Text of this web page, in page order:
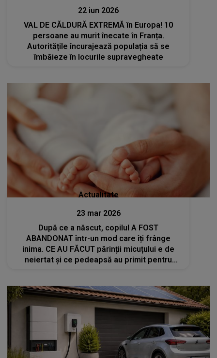
22 iun 2026
VAL DE CĂLDURĂ EXTREMĂ în Europa! 10
persoane au murit înecate în Franța.
Autoritățile încurajează populația să se
îmbăieze în locurile supravegheate
Actualitate
23 mar 2026
După ce a născut, copilul A FOST
ABANDONAT într-un mod care îți frânge
inima. CE AU FĂCUT părinții micuțului e de
neiertat și ce pedeapsă au primit pentru